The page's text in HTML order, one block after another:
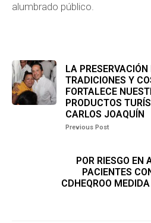
alumbrado público.
LA PRESERVACIÓN
TRADICIONES Y
FORTALECE
PRODUCTOS
CARLOS JOAQUÍN
Previous Post
POR RIESGO EN
PACIENTES
CDHEQROO